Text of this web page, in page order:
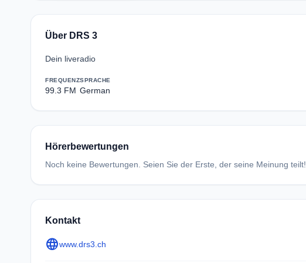
Über DRS 3
Dein liveradio
FREQUENZ
99.3 FM
SPRACHE
German
Hörerbewertungen
Noch keine Bewertungen. Seien Sie der Erste, der seine Meinung teilt!
Kontakt
languagewww.drs3.ch